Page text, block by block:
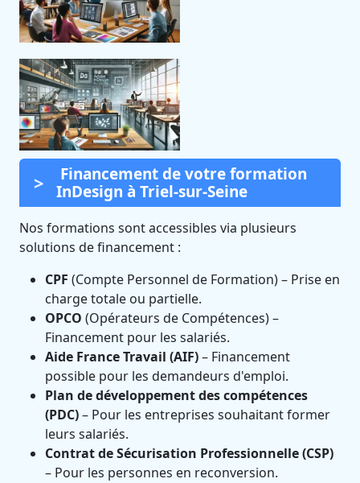
Financement de votre formation
InDesign à Triel-sur-Seine
Nos formations sont accessibles via plusieurs
solutions de financement :
CPF (Compte Personnel de Formation) – Prise en
charge totale ou partielle.
OPCO (Opérateurs de Compétences) –
Financement pour les salariés.
Aide France Travail (AIF)– Financement
possible pour les demandeurs d'emploi.
Plan de développement des compétences
(PDC)– Pour les entreprises souhaitant former
leurs salariés.
Contrat de Sécurisation Professionnelle (CSP)
– Pour les personnes en reconversion.